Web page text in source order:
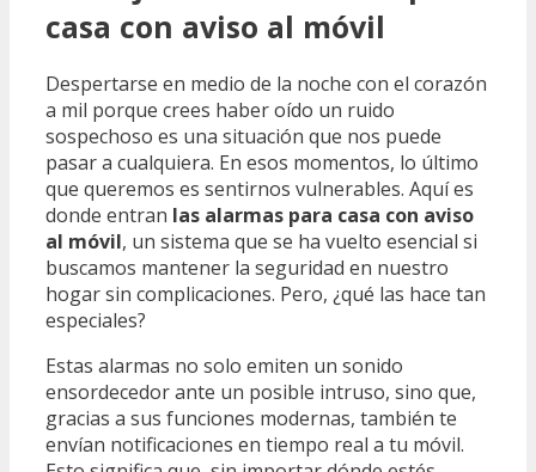
casa con aviso al móvil
Despertarse en medio de la noche con el corazón
a mil porque crees haber oído un ruido
sospechoso es una situación que nos puede
pasar a cualquiera. En esos momentos, lo último
que queremos es sentirnos vulnerables. Aquí es
donde entran las alarmas para casa con aviso
al móvil, un sistema que se ha vuelto esencial si
buscamos mantener la seguridad en nuestro
hogar sin complicaciones. Pero, ¿qué las hace tan
especiales?
Estas alarmas no solo emiten un sonido
ensordecedor ante un posible intruso, sino que,
gracias a sus funciones modernas, también te
envían notificaciones en tiempo real a tu móvil.